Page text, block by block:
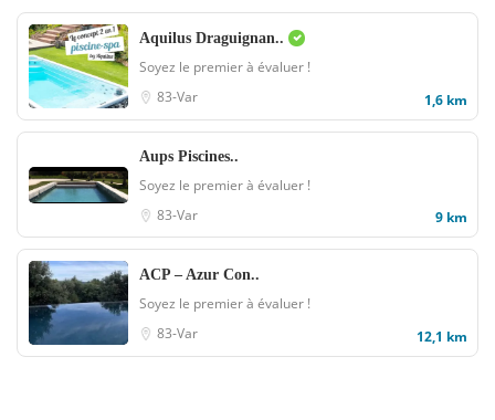
Aquilus Draguignan..
Soyez le premier à évaluer !
83-Var
1,6 km
Aups Piscines..
Soyez le premier à évaluer !
83-Var
9 km
ACP – Azur Con..
Soyez le premier à évaluer !
83-Var
12,1 km